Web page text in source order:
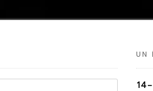
UN
14